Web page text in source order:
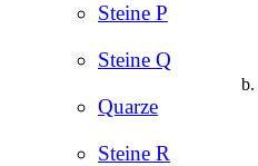
Steine P
Steine Q
Quarze
Steine R